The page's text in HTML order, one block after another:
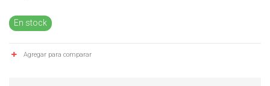
En stock
Agregar para comparar